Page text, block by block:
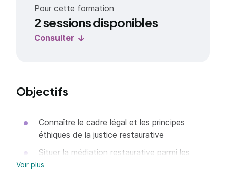
Pour cette formation
2 sessions disponibles
Consulter
Objectifs
Connaître le cadre légal et les principes
éthiques de la justice restaurative
Situer la médiation restaurative parmi les
différents dispositifs de la justice
Voir plus